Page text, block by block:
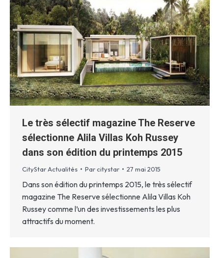
Le très sélectif magazine The Reserve
sélectionne Alila Villas Koh Russey
dans son édition du printemps 2015
CityStar Actualités Par citystar 27 mai 2015
Dans son édition du printemps 2015, le très sélectif
magazine The Reserve sélectionne Alila Villas Koh
Russey comme l’un des investissements les plus
attractifs du moment.